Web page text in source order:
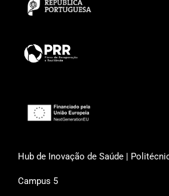
Hub de Inovação de Saúde |
Campus 5